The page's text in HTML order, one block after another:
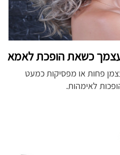
כשאת הופכת לאמא
פחות או מפסיקות כמעט
לאימהות.